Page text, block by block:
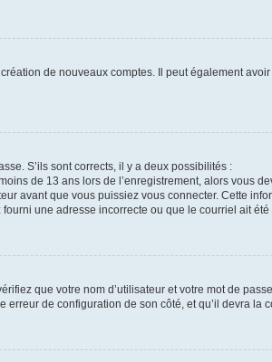
de nouveaux comptes. Il peut également
S’ils sont corrects, il y a deux possibilités :
de 13 ans lors de l’enregistrement, alors
avant que vous puissiez vous connecter. Cette
une adresse incorrecte ou que le courriel ait
que votre nom d’utilisateur et votre mot de
de configuration de son côté, et qu’il devra la